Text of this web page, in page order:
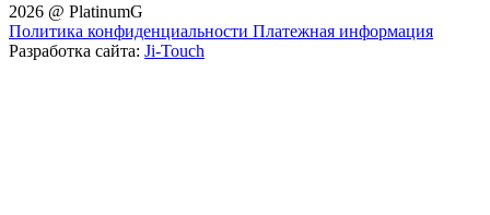
2026 @ PlatinumG
Политика конфиденциальности Платежная информация
Разработка сайта: Ji-Touch